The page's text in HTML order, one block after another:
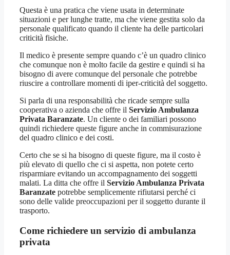
Questa è una pratica che viene usata in determinate
situazioni e per lunghe tratte, ma che viene gestita solo da
personale qualificato quando il cliente ha delle particolari
criticità fisiche.
Il medico è presente sempre quando c’è un quadro clinico
che comunque non è molto facile da gestire e quindi si ha
bisogno di avere comunque del personale che potrebbe
riuscire a controllare momenti di iper-criticità del soggetto.
Si parla di una responsabilità che ricade sempre sulla
cooperativa o azienda che offre il Servizio Ambulanza
Privata Baranzate. Un cliente o dei familiari possono
quindi richiedere queste figure anche in commisurazione
del quadro clinico e dei costi.
Certo che se si ha bisogno di queste figure, ma il costo è
più elevato di quello che ci si aspetta, non potete certo
risparmiare evitando un accompagnamento dei soggetti
malati. La ditta che offre il Servizio Ambulanza Privata
Baranzate potrebbe semplicemente rifiutarsi perché ci
sono delle valide preoccupazioni per il soggetto durante il
trasporto.
Come richiedere un servizio di ambulanza
privata